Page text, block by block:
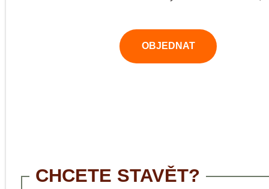
OBJEDNAT
CHCETE STAVĚT?